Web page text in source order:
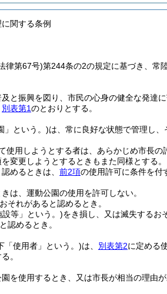
関する条例
律第67号)第244条の2の規定に基づき、常
と振興を図り、市民の心身の健全な発達
別表第1のとおりとする。
」という。)は、常に良好な状態で管理し
使用しようとする者は、あらかじめ市長の
変更しようとするときもまた同様とする。
めるときは、 前2項の使用許可に条件を付
は、運動公園の使用を許可しない。
それがあると認めるとき。
等」という。)をき損し、又は滅失するお
認めるとき。
「使用者」という。)は、 別表第2に定める
。
を使用するとき、又は市長が相当の理由が